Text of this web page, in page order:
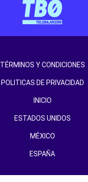
TÉRMINOS Y CONDICIONES
POLITICAS DE PRIVACIDAD
INICIO
ESTADOS UNIDOS
MÉXICO
ESPAÑA